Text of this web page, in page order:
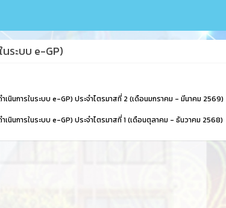
ระบบ e-GP)
นการในระบบ e-GP) ประจำไตรมาสที่ 2 (เดือนมกราคม - มีนาคม 2569)
นการในระบบ e-GP) ประจำไตรมาสที่ 1 (เดือนตุลาคม - ธันวาคม 2568)